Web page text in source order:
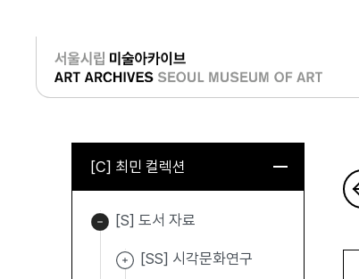
로그인
[C] 최민 컬렉션
[S] 도서 자료
[SS] 시각문화연구